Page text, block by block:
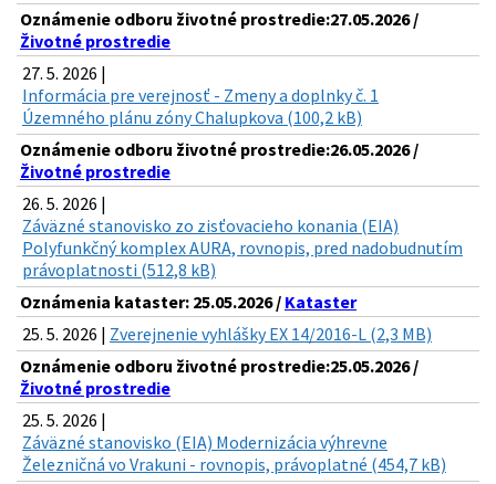
Oznámenie odboru životné prostredie:27.05.2026 /
Životné prostredie
27. 5. 2026 |
Informácia pre verejnosť - Zmeny a doplnky č. 1
Územného plánu zóny Chalupkova (100,2 kB)
Oznámenie odboru životné prostredie:26.05.2026 /
Životné prostredie
26. 5. 2026 |
Záväzné stanovisko zo zisťovacieho konania (EIA)
Polyfunkčný komplex AURA, rovnopis, pred nadobudnutím
právoplatnosti (512,8 kB)
Oznámenia kataster: 25.05.2026 / Kataster
25. 5. 2026 | Zverejnenie vyhlášky EX 14/2016-L (2,3 MB)
Oznámenie odboru životné prostredie:25.05.2026 /
Životné prostredie
25. 5. 2026 |
Záväzné stanovisko (EIA) Modernizácia výhrevne
Železničná vo Vrakuni - rovnopis, právoplatné (454,7 kB)